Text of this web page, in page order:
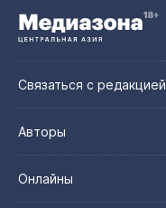
Связаться с редакцией
Авторы
Онлайны